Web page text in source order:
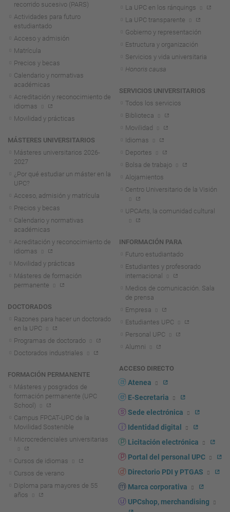
recorrido sucesivo (PARS)
Actividades para futuro
estudiantado
Acceso y admisión
Matrícula
Precios y becas
Calendario y normativas
académicas
Acreditación y reconocimiento de
idiomas
Movilidad y prácticas
MÁSTERES UNIVERSITARIOS
Másteres universitarios 2026-
2027
¿Por qué estudiar un máster en la
UPC?
Acceso, admisión y matrícula
Precios y becas
Calendario y normativas
académicas
Acreditación y reconocimiento de
idiomas
Movilidad y prácticas
Másteres de formación
permanente
DOCTORADOS
Razones para hacer un doctorado
en la UPC
Programas de doctorado
Doctorados industriales
FORMACIÓN PERMANENTE
Másteres y posgrados de
formación permanente (UPC
School)
Campus FPCAT-UPC de la
Movilidad Sostenible
Microcredenciales universitarias
Cursos de idiomas
Cursos de verano
Diploma para mayores de 55
años
La UPC en los ránquings
La UPC transparente
Gobierno y representación
Estructura y organización
Servicios y vida universitaria
Honoris causa
SERVICIOS UNIVERSITARIOS
Todos los servicios
Biblioteca
Movilidad
Idiomas
Deportes
Bolsa de trabajo
Alojamientos
Centro Universitario de la Visión
UPCArts, la comunidad cultural
INFORMACIÓN PARA
Futuro estudiantado
Estudiantes y profesorado
internacional
Medios de comunicación. Sala
de prensa
Empresa
Estudiantes UPC
Personal UPC
Alumni
ACCESO DIRECTO
Atenea
E-Secretaria
Sede electrónica
Identidad digital
Licitación electrónica
Portal del personal UPC
Directorio PDI y PTGAS
Marca corporativa
UPCshop, merchandising